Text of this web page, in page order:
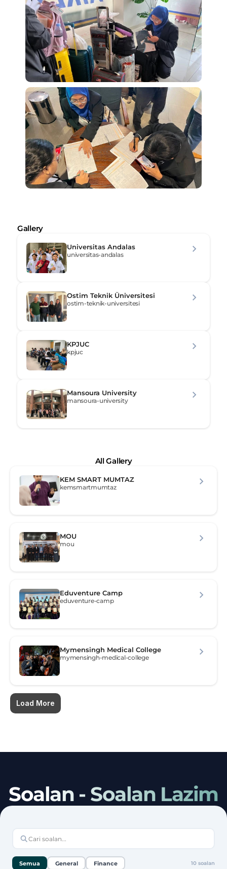
Gallery
Universitas Andalas
universitas-andalas
Ostim Teknik Üniversitesi
ostim-teknik-universitesi
KPJUC
kpjuc
Mansoura University
mansoura-university
All Gallery
KEM SMART MUMTAZ
kemsmartmumtaz
MOU
mou
Eduventure Camp
eduventure-camp
Mymensingh Medical College
mymensingh-medical-college
Load More
Soalan - Soalan Lazim
Semua General Finance 10 soalan